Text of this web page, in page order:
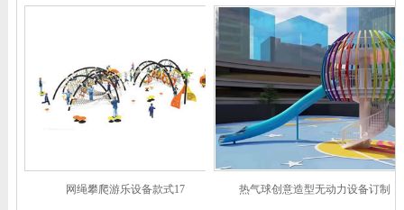
网绳攀爬游乐设备款式17 热气球创意造型无动力设备订制